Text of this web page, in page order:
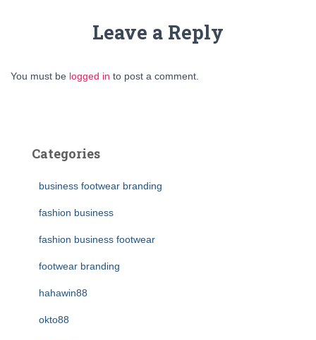
Leave a Reply
You must be logged in to post a comment.
Categories
business footwear branding
fashion business
fashion business footwear
footwear branding
hahawin88
okto88